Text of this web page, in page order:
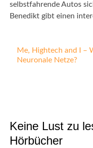
selbstfahrende Autos
Benedikt gibt einen
Me, Hightech and I –
Neuronale Netze?
Keine Lust zu
Hörbücher